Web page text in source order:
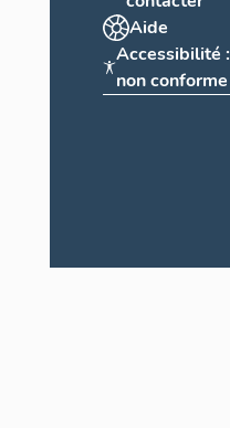
Aide
Accessibilité :
non conforme